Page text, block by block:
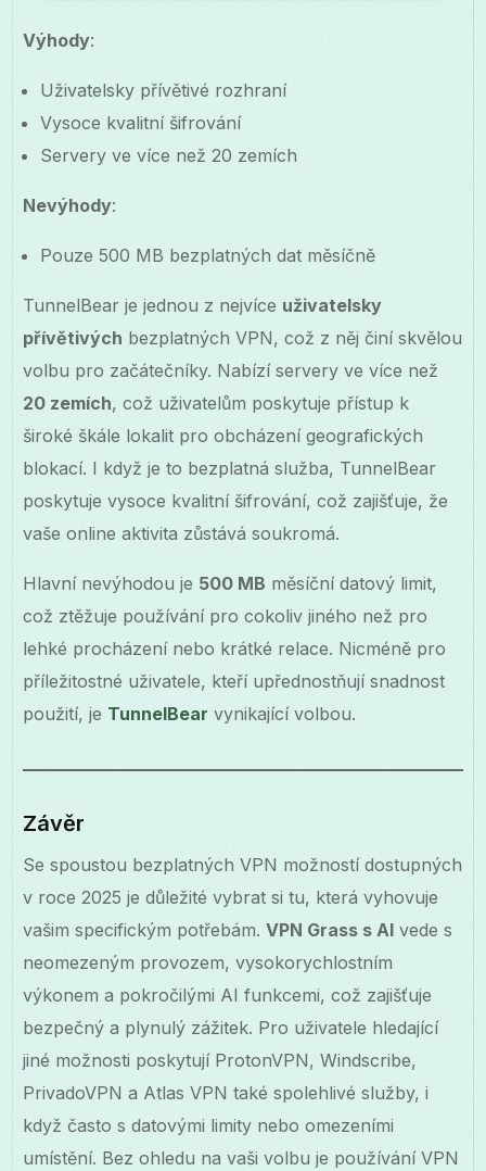
Výhody:
Uživatelsky přívětivé rozhraní
Vysoce kvalitní šifrování
Servery ve více než 20 zemích
Nevýhody:
Pouze 500 MB bezplatných dat měsíčně
TunnelBear je jednou z nejvíce uživatelsky
přívětivých bezplatných VPN, což z něj činí skvělou
volbu pro začátečníky. Nabízí servery ve více než
20 zemích, což uživatelům poskytuje přístup k
široké škále lokalit pro obcházení geografických
blokací. I když je to bezplatná služba, TunnelBear
poskytuje vysoce kvalitní šifrování, což zajišťuje, že
vaše online aktivita zůstává soukromá.
Hlavní nevýhodou je 500 MB měsíční datový limit,
což ztěžuje používání pro cokoliv jiného než pro
lehké procházení nebo krátké relace. Nicméně pro
příležitostné uživatele, kteří upřednostňují snadnost
použití, je TunnelBear vynikající volbou.
Závěr
Se spoustou bezplatných VPN možností dostupných
v roce 2025 je důležité vybrat si tu, která vyhovuje
vašim specifickým potřebám.VPN Grass s AI vede s
neomezeným provozem, vysokorychlostním
výkonem a pokročilými AI funkcemi, což zajišťuje
bezpečný a plynulý zážitek. Pro uživatele hledající
jiné možnosti poskytují ProtonVPN, Windscribe,
PrivadoVPN a Atlas VPN také spolehlivé služby, i
když často s datovými limity nebo omezeními
umístění. Bez ohledu na vaši volbu je používání VPN